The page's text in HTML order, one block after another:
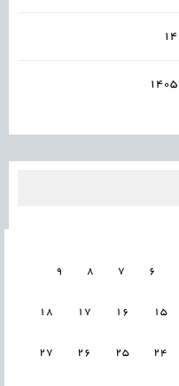
6
7
8
9
15
16
17
18
24
25
26
27